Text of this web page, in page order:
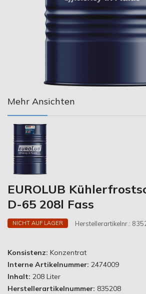
Mehr Ansichten
EUROLUB
D-65 208l Fass
NICHT AUF LAGER Herstellerartikelnr.:
Konsistenz: Konzentrat
Interne Artikelnummer: 2474009
Inhalt: 208 Liter
Herstellerartikelnummer: 835208